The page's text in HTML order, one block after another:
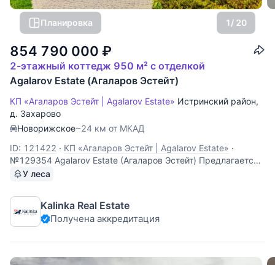
Планировка 1/ 20
854 790 000 ₽
2-этажный коттедж 950 м² с отделкой
Agalarov Estate (Агаларов Эстейт)
КП «Агаларов Эстейт | Agalarov Estate» Истринский район,
д. Захарово
Новорижское~24 км от МКАД
ID: 121422 · КП «Агаларов Эстейт | Agalarov Estate» ·
№129354 Agalarov Estate (Агаларов Эстейт) Предлагается
новый двухуровневый дом 950 кв.м. на участке 33 сотки с
Непревзойденное качество внешней отделки с
использованием высококачественных материалов.
У леса
Kalinka Real Estate
Получена аккредитация